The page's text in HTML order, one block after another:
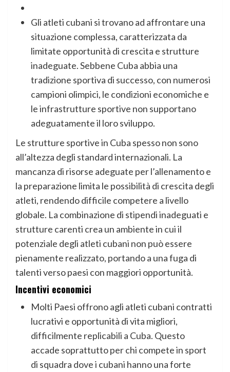
Gli atleti cubani si trovano ad affrontare una
situazione complessa, caratterizzata da
limitate opportunità di crescita e strutture
inadeguate. Sebbene Cuba abbia una
tradizione sportiva di successo, con numerosi
campioni olimpici, le condizioni economiche e
le infrastrutture sportive non supportano
adeguatamente il loro sviluppo.
Le strutture sportive in Cuba spesso non sono
all’altezza degli standard internazionali. La
mancanza di risorse adeguate per l’allenamento e
la preparazione limita le possibilità di crescita degli
atleti, rendendo difficile competere a livello
globale. La combinazione di stipendi inadeguati e
strutture carenti crea un ambiente in cui il
potenziale degli atleti cubani non può essere
pienamente realizzato, portando a una fuga di
talenti verso paesi con maggiori opportunità.
Incentivi economici
Molti Paesi offrono agli atleti cubani contratti
lucrativi e opportunità di vita migliori,
difficilmente replicabili a Cuba. Questo
accade soprattutto per chi compete in sport
di squadra dove i cubani hanno una forte